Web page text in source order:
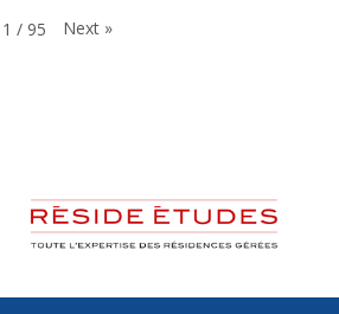
1 / 95 Next »